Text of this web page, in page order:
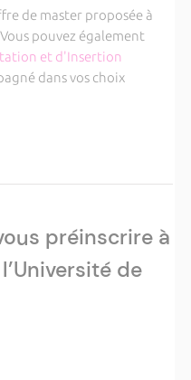
de master proposée à
Vous pouvez également
et d'Insertion
dans vos choix
préinscrire à
de